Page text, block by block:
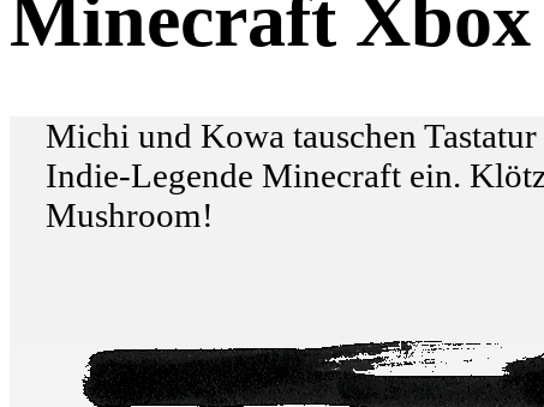
Minecraft
Michi und Kowa tauschen
Indie-Legende Minecraft ein.
Mushroom!